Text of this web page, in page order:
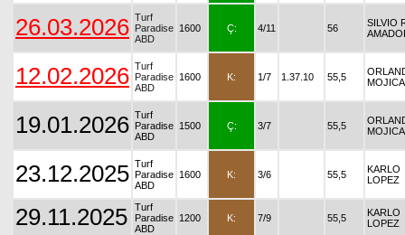
26.03.2026 Turf
Paradise
ABD
1600 Ç: 4/11 56
SILVIO
12.02.2026 Turf
Paradise
ABD
1600 K: 1/7 1.37.10 55,5
MOJICA
19.01.2026 Turf
Paradise
ABD
1500 Ç: 3/7 55,5
MOJICA
23.12.2025 Turf
Paradise
ABD
1600 K: 3/6 55,5
KARLO
LOPEZ
29.11.2025
Turf
Paradise
ABD
1200 K: 7/9 55,5
KARLO
LOPEZ